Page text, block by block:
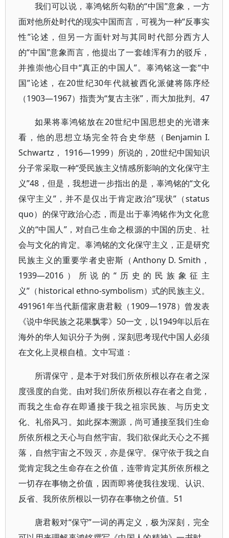
我们可以说，辜鸿铭所勾勒的“中国”意象，一方
面对他所处时代的现实中国而言，可视为一种“反事实
性”论述，但另一方面针对与其同时代部分西方人
的“中国”意象而言，他提出了一套雄浑有力的驳斥，
并推崇他心目中“真正的中国人”。辜鸿铭这一套“中
国”论述，在20世纪30年代就被西化派健将陈序经
（1903—1967）指责为“复古主张”，而大加批判。47
如果将辜鸿铭放在20世纪中国思想史的光谱来
看，他的思想立场完全符合史华慈（Benjamin I.
Schwartz， 1916—1999）所说的，20世纪中国知识
分子常采取一种“受民族主义情感所影响的文化保守主
义”48，但是，我想进一步指出的是，辜鸿铭的“文化
保守主义”，并不是仅出于肯定政治“现状”（status
quo）的保守政治心态，而是出于辜鸿铭作为文化意
义的“中国人”，对自己生命之根源的中国的历史、社
会与文化的肯定。辜鸿铭的文化保守主义，正是研究
民族主义的重要学者史密斯（Anthony D. Smith，
1939—2016）所说的“历史的民族象征主
义”（historical ethno-symbolism）式的民族主义。
491961年当代新儒家唐君毅（1909—1978）曾发表
《说中华民族之花果飘零》50一文，以1949年以后在
海外的华人知识分子为例，深刻思考现代中国人必须
在文化上灵根自植。文中写道：
所谓保守，是本于对我们所依所根以存在者之深
度强度的自觉。由对我们所依所根以存在者之自觉，
而我之生命存在即通接于我之祖宗民族、与历史文
化、礼俗风习。如此探本溯源，尚可通接至我们生命
所依所根之天心与自然宇宙。我们欲保此天心之不摇
落，自然宇宙之不毁灭，亦是保守。保守依于我之自
觉肯定我之生命存在之价值，连带肯定其所依所根之
一切存在事物之价值，因而即将使我往发现、认识、
反省、我所依所根以一切存在事物之价值。51
唐君毅对“保守”一词的再定义，极为深刻，完全